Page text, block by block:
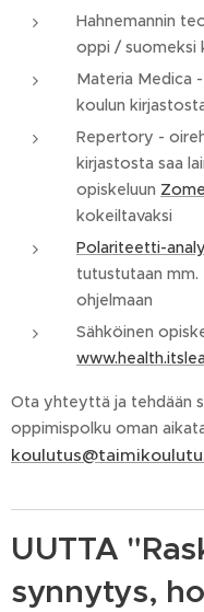
Hahnemannin
oppi / suomeksi
Materia Medica
koulun
Repertory -
kirjastosta saa
opiskeluun
kokeiltavaksi
Polariteetti-
tutustutaan
ohjelmaan
Sähköinen
Ota yhteyttä ja tehdään
oppimispolku oman
UUTTA
synnytys,